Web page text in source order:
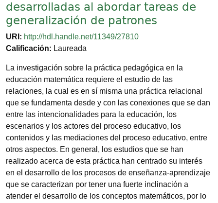
desarrolladas al abordar tareas de
generalización de patrones
URI: http://hdl.handle.net/11349/27810
Calificación: Laureada
La investigación sobre la práctica pedagógica en la
educación matemática requiere el estudio de las
relaciones, la cual es en sí misma una práctica relacional
que se fundamenta desde y con las conexiones que se dan
entre las intencionalidades para la educación, los
escenarios y los actores del proceso educativo, los
contenidos y las mediaciones del proceso educativo, entre
otros aspectos. En general, los estudios que se han
realizado acerca de esta práctica han centrado su interés
en el desarrollo de los procesos de enseñanza-aprendizaje
que se caracterizan por tener una fuerte inclinación a
atender el desarrollo de los conceptos matemáticos, por lo